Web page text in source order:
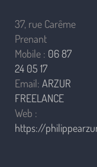
37, rue Carême
Prenant
Mobile : 06 87
24 05 17
Email: ARZUR
FREELANCE
Web :
https://